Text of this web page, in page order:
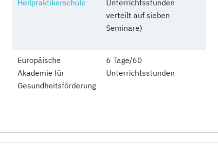
Heilpraktikerschule
Unterrichtsstunden
verteilt auf sieben
Seminare)
Europäische
Akademie für
Gesundheitsförderung
6 Tage/60
Unterrichtsstunden